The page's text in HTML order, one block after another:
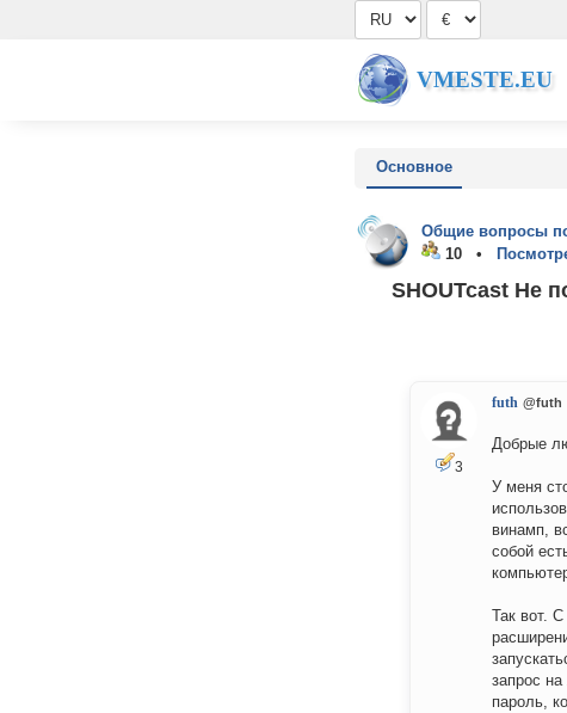
VMESTE.EU
Основное
Общие вопросы
10 •
SHOUTcast Не
3
futh @futh
Добрые
У меня
винамп,
собой
Так вот.
запрос
пароль,